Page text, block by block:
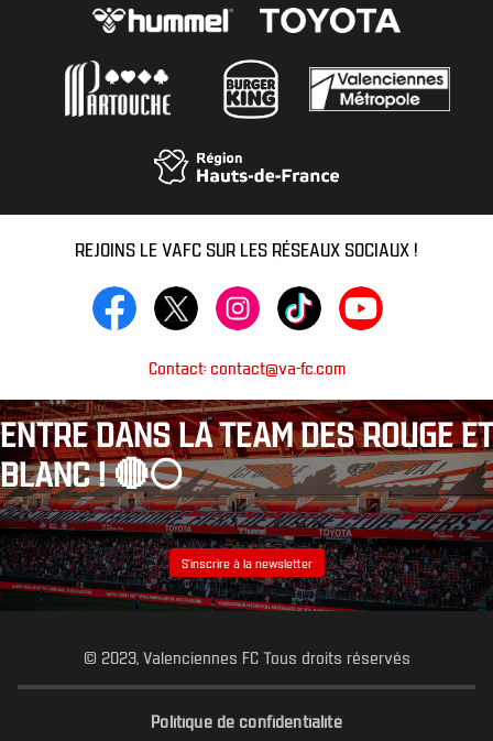
REJOINS LE VAFC SUR LES RÉSEAUX SOCIAUX !
Contact: contact@va-fc.com
ENTRE DANS LA TEAM DES ROUGE ET
BLANC ! 🔴⚪️
S’inscrire à la newsletter
© 2023, Valenciennes FC Tous droits réservés
Politique de confidentialité